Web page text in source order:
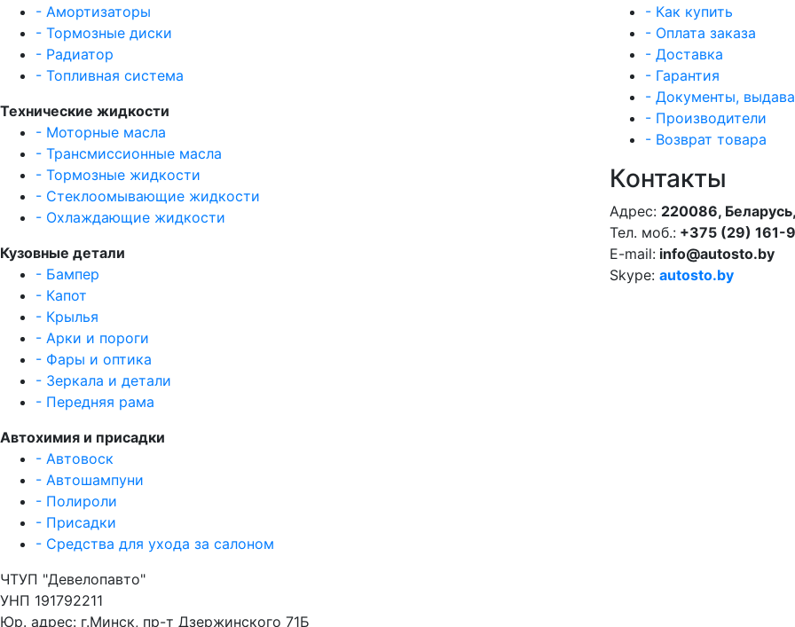
- Амортизаторы
- Тормозные диски
- Радиатор
- Топливная система
Технические жидкости
- Моторные масла
- Трансмиссионные масла
- Тормозные жидкости
- Стеклоомывающие жидкости
- Охлаждающие жидкости
Кузовные детали
- Бампер
- Капот
- Крылья
- Арки и пороги
- Фары и оптика
- Зеркала и детали
- Передняя рама
Автохимия и присадки
- Автовоск
- Автошампуни
- Полироли
- Присадки
- Средства для ухода за салоном
- Как купить
- Оплата заказа
- Доставка
- Гарантия
- Документы,
- Производители
- Возврат товара
Контакты
Адрес: 220086,
Тел. моб.: +375 (29) 161-
E-mail: info@autosto.by
Skype: autosto.by
ЧТУП "Девелопавто"
УНП 191792211
Юр. адрес: г.Минск, пр-т Дзержинского 71Б